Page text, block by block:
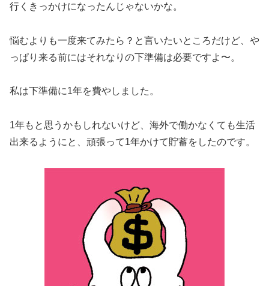
行くきっかけになったんじゃないかな。
悩むよりも一度来てみたら？と言いたいところだけど、や
っぱり来る前にはそれなりの下準備は必要ですよ〜。
私は下準備に1年を費やしました。
1年もと思うかもしれないけど、海外で働かなくても生活
出来るようにと、頑張って1年かけて貯蓄をしたのです。